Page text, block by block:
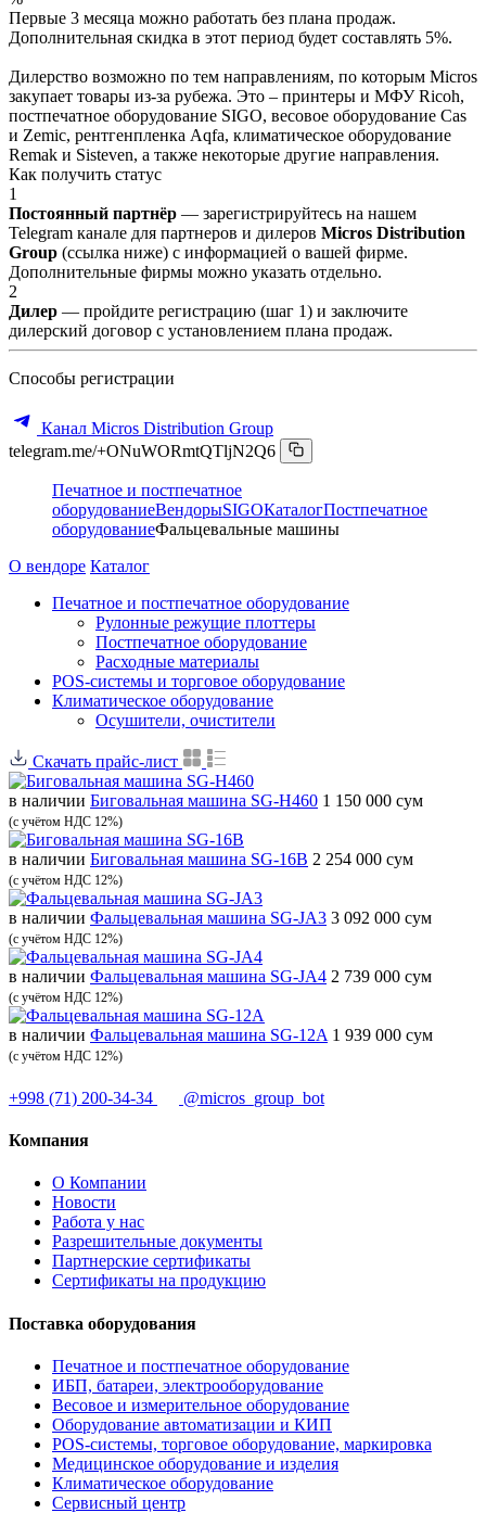
Первые 3 месяца можно работать без плана продаж.
Дополнительная скидка в этот период будет составлять 5%.
Дилерство возможно по тем направлениям, по которым Micros
закупает товары из-за рубежа. Это – принтеры и МФУ Ricoh,
постпечатное оборудование SIGO, весовое оборудование Cas
и Zemic, рентгенпленка Aqfa, климатическое оборудование
Remak и Sisteven, а также некоторые другие направления.
Как получить статус
1
Постоянный партнёр — зарегистрируйтесь на нашем
Telegram канале для партнеров и дилеров Micros Distribution
Group (ссылка ниже) с информацией о вашей фирме.
Дополнительные фирмы можно указать отдельно.
2
Дилер — пройдите регистрацию (шаг 1) и заключите
дилерский договор с установлением плана продаж.
Способы регистрации
Канал Micros Distribution Group
telegram.me/+ONuWORmtQTljN2Q6
Печатное и постпечатное
оборудованиеВендорыSIGOКаталогПостпечатное
оборудованиеФальцевальные машины
О вендоре Каталог
Печатное и постпечатное оборудование
Рулонные режущие плоттеры
Постпечатное оборудование
Расходные материалы
POS-системы и торговое оборудование
Климатическое оборудование
Осушители, очистители
Скачать прайс-лист
в наличии Биговальная машина SG-H460 1 150 000 сум
(с учётом НДС 12%)
в наличии Биговальная машина SG-16B 2 254 000 сум
(с учётом НДС 12%)
в наличии Фальцевальная машина SG-JA3 3 092 000 сум
(с учётом НДС 12%)
в наличии Фальцевальная машина SG-JA4 2 739 000 сум
(с учётом НДС 12%)
в наличии Фальцевальная машина SG-12A 1 939 000 сум
(с учётом НДС 12%)
+998 (71) 200-34-34 @micros_group_bot
Компания
О Компании
Новости
Работа у нас
Разрешительные документы
Партнерские сертификаты
Сертификаты на продукцию
Поставка оборудования
Печатное и постпечатное оборудование
ИБП, батареи, электрооборудование
Весовое и измерительное оборудование
Оборудование автоматизации и КИП
POS-системы, торговое оборудование, маркировка
Медицинское оборудование и изделия
Климатическое оборудование
Сервисный центр